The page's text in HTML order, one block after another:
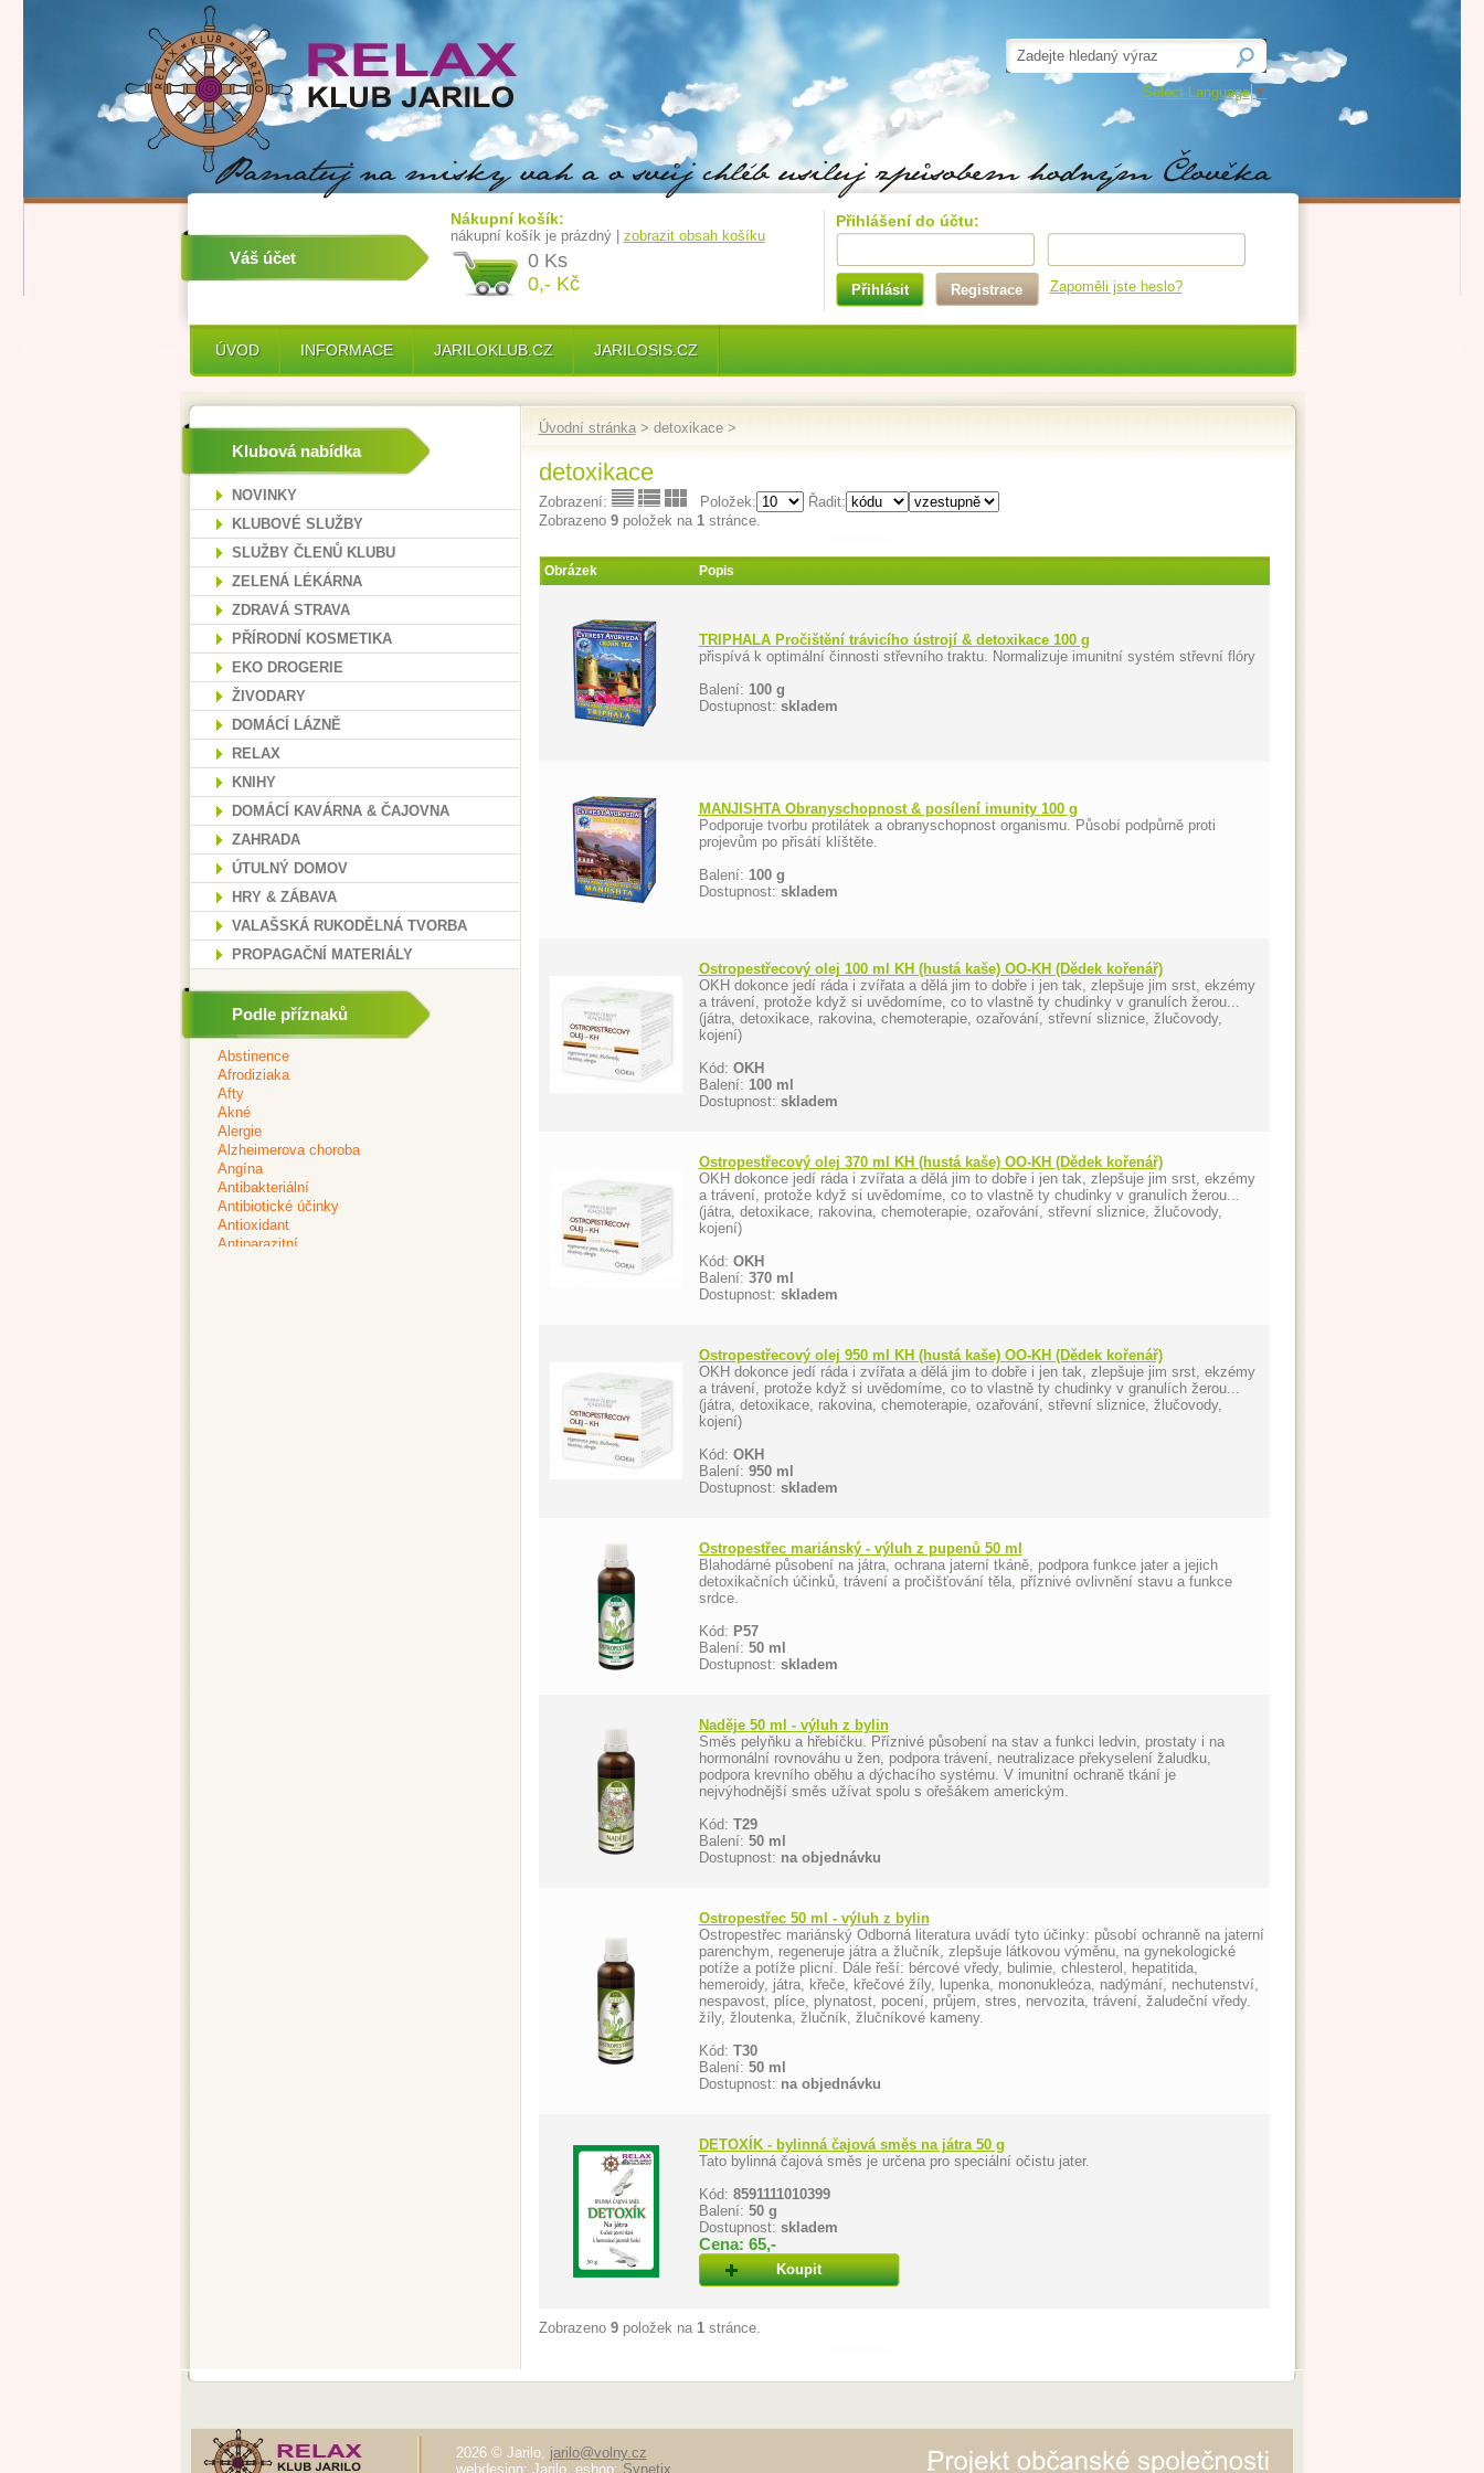
Select Language ▼
Přihlášení do účtu:
Přihlásit Registrace Zapoměli jste heslo?
Váš účet
Nákupní košík:
nákupní košík je prázdný | zobrazit obsah košíku
0 Ks
0,- Kč
ÚVOD INFORMACE JARILOKLUB.CZ JARILOSIS.CZ
Klubová nabídka
NOVINKY
KLUBOVÉ SLUŽBY
SLUŽBY ČLENŮ KLUBU
ZELENÁ LÉKÁRNA
ZDRAVÁ STRAVA
PŘÍRODNÍ KOSMETIKA
EKO DROGERIE
ŽIVODARY
DOMÁCÍ LÁZNĚ
RELAX
KNIHY
DOMÁCÍ KAVÁRNA & ČAJOVNA
ZAHRADA
ÚTULNÝ DOMOV
HRY & ZÁBAVA
VALAŠSKÁ RUKODĚLNÁ TVORBA
PROPAGAČNÍ MATERIÁLY
Podle příznaků
Úvodní stránka> detoxikace >
detoxikace
Zobrazení: Položek:
Řadit:
Zobrazeno 9položek na 1stránce.
Obrázek Popis
TRIPHALA Pročištění trávicího ústrojí & detoxikace 100 g
přispívá k optimální činnosti střevního traktu. Normalizuje imunitní systém střevní flóry
Balení: 100 g
Dostupnost: skladem
MANJISHTA Obranyschopnost & posílení imunity 100 g
Podporuje tvorbu protilátek a obranyschopnost organismu. Působí podpůrně proti
projevům po přisátí klíštěte.
Balení: 100 g
Dostupnost: skladem
Ostropestřecový olej 100 ml KH (hustá kaše) OO-KH (Dědek kořenář)
OKH dokonce jedí ráda i zvířata a dělá jim to dobře i jen tak, zlepšuje jim srst, ekzémy
a trávení, protože když si uvědomíme, co to vlastně ty chudinky v granulích žerou...
(játra, detoxikace, rakovina, chemoterapie, ozařování, střevní sliznice, žlučovody,
kojení)
Kód: OKH
Balení: 100 ml
Dostupnost: skladem
Ostropestřecový olej 370 ml KH (hustá kaše) OO-KH (Dědek kořenář)
OKH dokonce jedí ráda i zvířata a dělá jim to dobře i jen tak, zlepšuje jim srst, ekzémy
a trávení, protože když si uvědomíme, co to vlastně ty chudinky v granulích žerou...
(játra, detoxikace, rakovina, chemoterapie, ozařování, střevní sliznice, žlučovody,
kojení)
Kód: OKH
Balení: 370 ml
Dostupnost: skladem
Ostropestřecový olej 950 ml KH (hustá kaše) OO-KH (Dědek kořenář)
OKH dokonce jedí ráda i zvířata a dělá jim to dobře i jen tak, zlepšuje jim srst, ekzémy
a trávení, protože když si uvědomíme, co to vlastně ty chudinky v granulích žerou...
(játra, detoxikace, rakovina, chemoterapie, ozařování, střevní sliznice, žlučovody,
kojení)
Kód: OKH
Balení: 950 ml
Dostupnost: skladem
Ostropestřec mariánský - výluh z pupenů 50 ml
Blahodárné působení na játra, ochrana jaterní tkáně, podpora funkce jater a jejich
detoxikačních účinků, trávení a pročišťování těla, příznivé ovlivnění stavu a funkce
srdce.
Kód: P57
Balení: 50 ml
Dostupnost: skladem
Naděje 50 ml - výluh z bylin
Směs pelyňku a hřebíčku. Příznivé působení na stav a funkci ledvin, prostaty i na
hormonální rovnováhu u žen, podpora trávení, neutralizace překyselení žaludku,
podpora krevního oběhu a dýchacího systému. V imunitní ochraně tkání je
nejvýhodnější směs užívat spolu s ořešákem americkým.
Kód: T29
Balení: 50 ml
Dostupnost: na objednávku
Ostropestřec 50 ml - výluh z bylin
Ostropestřec mariánský Odborná literatura uvádí tyto účinky: působí ochranně na jaterní
parenchym, regeneruje játra a žlučník, zlepšuje látkovou výměnu, na gynekologické
potíže a potíže plicní. Dále řeší: bércové vředy, bulimie, chlesterol, hepatitida,
hemeroidy, játra, křeče, křečové žíly, lupenka, mononukleóza, nadýmání, nechutenství,
nespavost, plíce, plynatost, pocení, průjem, stres, nervozita, trávení, žaludeční vředy.
žíly, žloutenka, žlučník, žlučníkové kameny.
Kód: T30
Balení: 50 ml
Dostupnost: na objednávku
DETOXÍK - bylinná čajová směs na játra 50 g
Tato bylinná čajová směs je určena pro speciální očistu jater.
Kód: 8591111010399
Balení: 50 g
Dostupnost: skladem
Cena: 65,-
Koupit
Zobrazeno 9položek na 1stránce.
2026 © Jarilo, jarilo@volny.cz
webdesign: Jarilo, eshop: Synetix